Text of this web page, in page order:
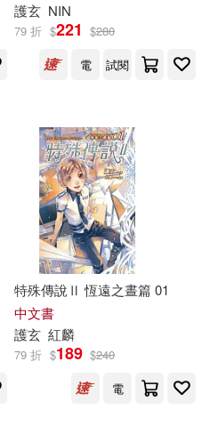
護玄 NIN
79 折 $221 $280
電
試閱
特殊傳說Ⅱ 恆遠之晝篇 01
中文書
護玄 紅麟
79 折 $189 $240
電